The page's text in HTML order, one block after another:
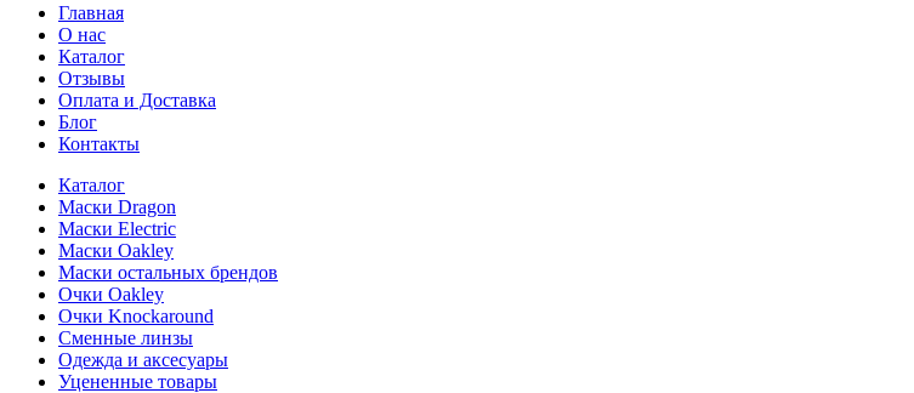
составляла
29
900 .
Главная
О нас
Каталог
Отзывы
Оплата и Доставка
Блог
Контакты
Каталог
Маски Dragon
Маски Electric
Маски Oakley
Маски остальных брендов
Очки Oakley
Очки Knockaround
Сменные линзы
Одежда и аксесуары
Уцененные товары